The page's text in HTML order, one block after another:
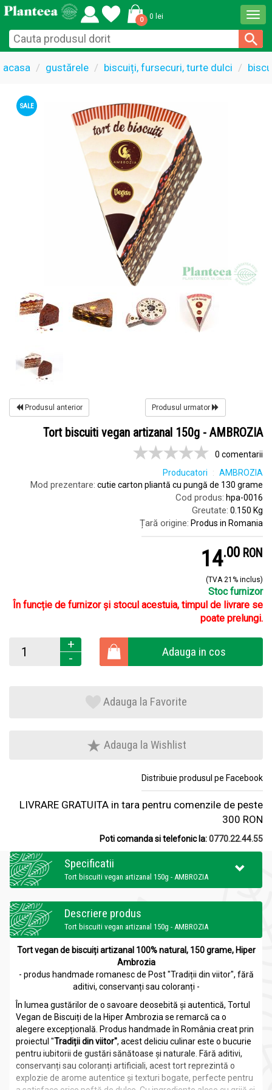
0 0 lei
acasa gustărele biscuiți, fursecuri, turte dulci
SALE
Produsul anterior Produsul urmator
Tort biscuiti vegan artizanal 150g - AMBROZIA
0 comentarii
Producatori
AMBROZIA
Mod prezentare: cutie carton pliantă cu pungă de 130 grame
Cod produs: hpa-0016
Greutate: 0.150 Kg
Țară origine: Produs in Romania
14.0 RON
(TVA 21% inclus)
Stoc furnizor
În funcție de furnizor și stocul acestuia, timpul de livrare se
poate prelungi.
+
-
Adauga in cos
Adauga la Favorite
Adauga la Wishlist
Distribuie produsul pe Facebook
LIVRARE GRATUITA in tara pentru comenzile de peste
300 RON
Poti comanda si telefonic la:0770.22.44.55
Specificatii
Tort biscuiti vegan artizanal 150g - AMBROZIA
Descriere produs
Tort biscuiti vegan artizanal 150g - AMBROZIA
Tort vegan de biscuiți artizanal 100% natural, 150 grame, Hiper
Ambrozia
- produs handmade romanesc de Post "Tradiții din viitor", fără
aditivi, conservanți sau coloranți -
În lumea gustărilor de o savoare deosebită și autentică, Tortul
Vegan de Biscuiți de la Hiper Ambrozia se remarcă ca o
alegere excepțională. Produs handmade în România creat prin
proiectul "Tradiții din viitor", acest deliciu culinar este o bucurie
pentru iubitorii de gustări sănătoase și naturale. Fără aditivi,
conservanți sau coloranți artificiali, acest tort reprezintă o
explozie de arome autentice și texturi bogate, perfecte pentru